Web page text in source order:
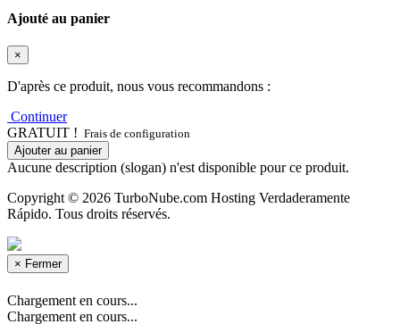
Ajouté au panier
×
D'après ce produit, nous vous recommandons :
Continuer
GRATUIT ! Frais de configuration
Ajouter au panier
Aucune description (slogan) n'est disponible pour ce produit.
Copyright © 2026 TurboNube.com Hosting Verdaderamente
Rápido. Tous droits réservés.
× Fermer
Chargement en cours...
Chargement en cours...